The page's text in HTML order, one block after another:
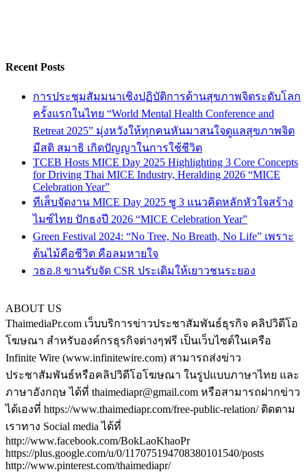
Recent Posts
การประชุมสัมมนาเชิงปฏิบัติการด้านสุขภาพจิตระดับโลก
ครั้งแรกในไทย “World Mental Health Conference and
Retreat 2025” มุ่งหวังให้ทุกคนหันมาสนใจดูแลสุขภาพจิต
มีสติ สมาธิ เกิดปัญญาในการใช้ชีวิต
TCEB Hosts MICE Day 2025 Highlighting 3 Core Concepts
for Driving Thai MICE Industry, Heralding 2026 “MICE
Celebration Year”
ทีเส็บจัดงาน MICE Day 2025 ชู 3 แนวคิดหลักหัวใจสร้าง
ไมซ์ไทย ปักธงปี 2026 “MICE Celebration Year”
Green Festival 2024: “No Tree, No Breath, No Life” เพราะ
ต้นไม้คือชีวิต คือลมหายใจ
วธอ.8 ขานรับจัด CSR ประเดิมให้เยาวชนระยอง
ABOUT US
ThaimediaPr.com เว็บบริการข่าวประชาสัมพันธ์ธุรกิจ คลิปวิดีโอ
โฆษณา สำหรับองค์กรธุรกิจต่างๆฟรี เป็นเว็บไซต์ในเครือ
Infinite Wire (www.infinitewire.com) สามารถส่งข่าว
ประชาสัมพันธ์หรือคลิปวิดีโอโฆษณา ในรูปแบบภาษาไทย และ
ภาษาอังกฤษ ได้ที่ thaimediapr@gmail.com หรือสามารถฝากข่าว
ได้เองที่ https://www.thaimediapr.com/free-public-relation/ ติดตาม
เราทาง Social media ได้ที่
http://www.facebook.com/BokLaoKhaoPr
https://plus.google.com/u/0/117075194708380101540/posts
http://www.pinterest.com/thaimediapr/